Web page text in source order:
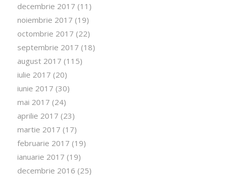
decembrie 2017 (11)
noiembrie 2017 (19)
octombrie 2017 (22)
septembrie 2017 (18)
august 2017 (115)
iulie 2017 (20)
iunie 2017 (30)
mai 2017 (24)
aprilie 2017 (23)
martie 2017 (17)
februarie 2017 (19)
ianuarie 2017 (19)
decembrie 2016 (25)